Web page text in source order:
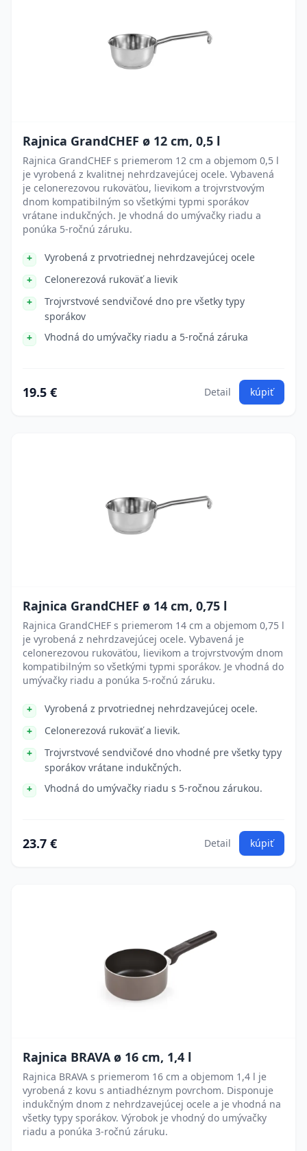
Rajnica GrandCHEF ø 12 cm, 0,5 l
Rajnica GrandCHEF s priemerom 12 cm a objemom 0,5 l
je vyrobená z kvalitnej nehrdzavejúcej ocele. Vybavená
je celonerezovou rukoväťou, lievikom a trojvrstvovým
dnom kompatibilným so všetkými typmi sporákov
vrátane indukčných. Je vhodná do umývačky riadu a
ponúka 5-ročnú záruku.
Vyrobená z prvotriednej nehrdzavejúcej ocele
Celonerezová rukoväť a lievik
Trojvrstvové sendvičové dno pre všetky typy
sporákov
Vhodná do umývačky riadu a 5-ročná záruka
19.5 € Detail kúpiť
Rajnica GrandCHEF ø 14 cm, 0,75 l
Rajnica GrandCHEF s priemerom 14 cm a objemom 0,75 l
je vyrobená z nehrdzavejúcej ocele. Vybavená je
celonerezovou rukoväťou, lievikom a trojvrstvovým dnom
kompatibilným so všetkými typmi sporákov. Je vhodná do
umývačky riadu a ponúka 5-ročnú záruku.
Vyrobená z prvotriednej nehrdzavejúcej ocele.
Celonerezová rukoväť a lievik.
Trojvrstvové sendvičové dno vhodné pre všetky typy
sporákov vrátane indukčných.
Vhodná do umývačky riadu s 5-ročnou zárukou.
23.7 € Detail kúpiť
Rajnica BRAVA ø 16 cm, 1,4 l
Rajnica BRAVA s priemerom 16 cm a objemom 1,4 l je
vyrobená z kovu s antiadhéznym povrchom. Disponuje
indukčným dnom z nehrdzavejúcej ocele a je vhodná na
všetky typy sporákov. Výrobok je vhodný do umývačky
riadu a ponúka 3-ročnú záruku.